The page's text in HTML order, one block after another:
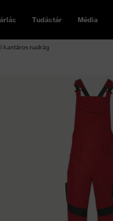
Tudástár Média
kantáros nadrág